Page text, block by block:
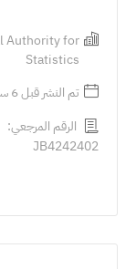
Authority for
Statistics
تم النشر قبل 6 سنوات
الرقم المرجعي:
JB4242402